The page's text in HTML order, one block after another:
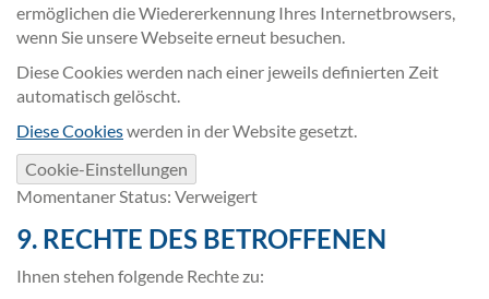
ermöglichen die Wiedererkennung Ihres Internetbrowsers,
wenn Sie unsere Webseite erneut besuchen.
Diese Cookies werden nach einer jeweils definierten Zeit
automatisch gelöscht.
Diese Cookieswerden in der Website gesetzt.
Cookie-Einstellungen
Momentaner Status: Verweigert
9. RECHTE DES BETROFFENEN
Ihnen stehen folgende Rechte zu: